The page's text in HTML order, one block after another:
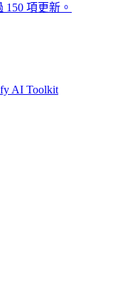
150 項更新。
AI Toolkit